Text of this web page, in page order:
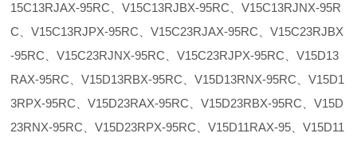
15C13RJAX-95RC、V15C13RJBX-95RC、V15C13RJNX-95R
C、V15C13RJPX-95RC、V15C23RJAX-95RC、V15C23RJBX
-95RC、V15C23RJNX-95RC、V15C23RJPX-95RC、V15D13
RAX-95RC、V15D13RBX-95RC、V15D13RNX-95RC、V15D1
3RPX-95RC、V15D23RAX-95RC、V15D23RBX-95RC、V15D
23RNX-95RC、V15D23RPX-95RC、V15D11RAX-95、V15D11